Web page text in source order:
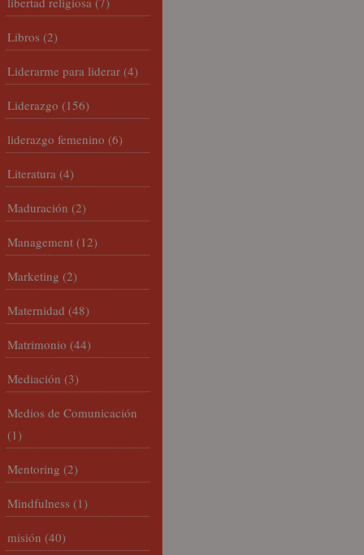
Libros (2)
Liderarme para liderar (4)
Liderazgo (156)
liderazgo femenino (6)
Literatura (4)
Maduración (2)
Management (12)
Marketing (2)
Maternidad (48)
Matrimonio (44)
Mediación (3)
Medios de Comunicación
(1)
Mentoring (2)
Mindfulness (1)
misión (40)